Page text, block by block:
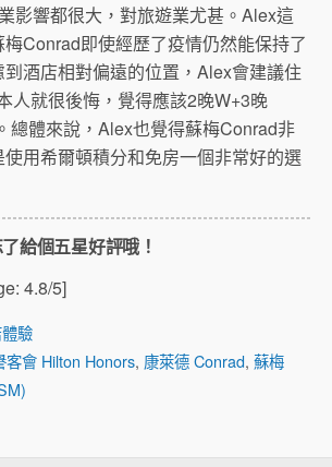
影響都很大，對旅遊業尤甚。Alex這
Conrad即使經歷了疫情仍然能保持了
酒店相對偏遠的位置，Alex會建議住
人就很後悔，覺得應該2晚W+3晚
總體來說，Alex也覺得蘇梅Conrad非
用希爾頓積分和免房一個非常好的選
給個五星好評哦！
4.8/5]
驗
客會 Hilton Honors, 康萊德 Conrad, 蘇梅